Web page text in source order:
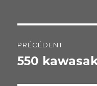
o
k
de
PRÉCÉDENT
Publication
550